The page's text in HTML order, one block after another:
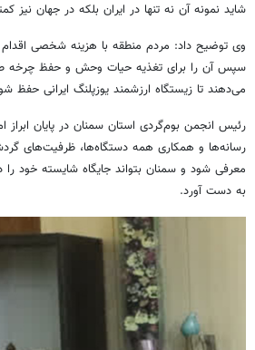
شاید نمونه آن نه تنها در ایران بلکه در جهان نیز
وی توضیح داد: مردم منطقه با هزینه شخصی
سپس آن را برای تغذیه حیات وحش و حفظ چرخه
می‌دهند تا زیستگاه ارزشمند یوزپلنگ ایرانی حفظ
رئیس انجمن بوم‌گردی استان سمنان در پایان ابراز
رسانه‌ها و همکاری همه دستگاه‌ها، ظرفیت‌های
معرفی شود و سمنان بتواند جایگاه شایسته خود
به دست آورد.